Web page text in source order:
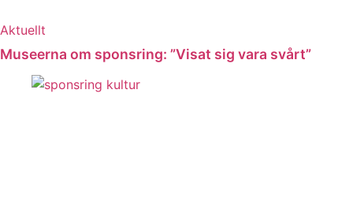
Aktuellt
Museerna om sponsring: ”Visat sig vara svårt”